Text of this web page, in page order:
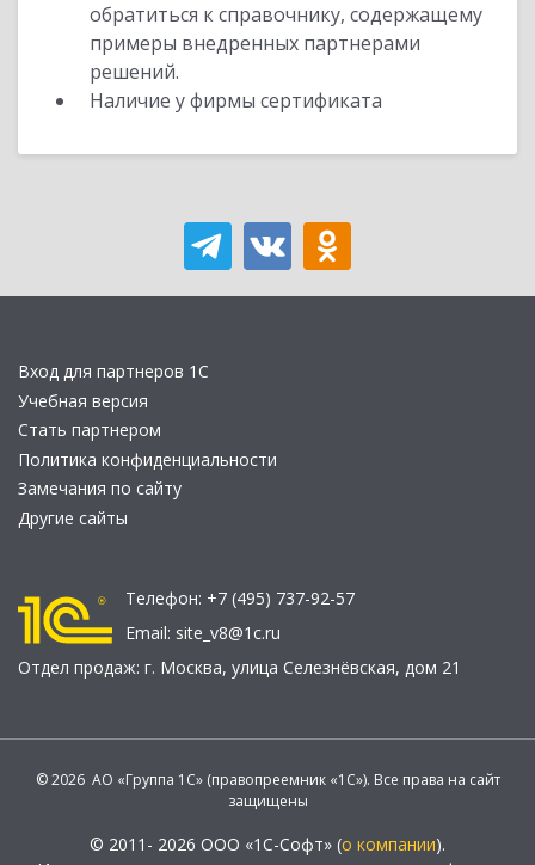
обратиться к справочнику, содержащему
примеры внедренных партнерами
решений.
Наличие у фирмы сертификата
Вход для партнеров 1С
Учебная версия
Стать партнером
Политика конфиденциальности
Замечания по сайту
Другие сайты
Телефон: +7 (495) 737-92-57
Email: site_v8@1c.ru
Отдел продаж: г. Москва, улица Селезнёвская, дом 21
© 2026 АО «Группа 1С» (правопреемник «1С»). Все права на сайт
защищены
© 2011- 2026 ООО «1С-Софт» (о компании).